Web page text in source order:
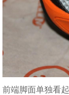
前端脚面单独看